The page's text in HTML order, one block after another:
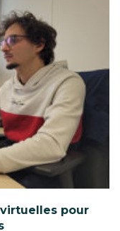
virtuelles pour